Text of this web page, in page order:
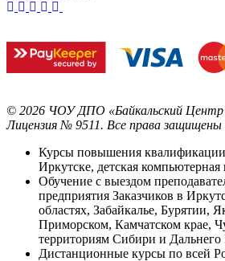
© 2026 ЧОУ ДПО «Байкальский Центр
Лицензия № 9511. Все права защищены
Курсы повышения квалификации
Иркутске, детская компьютерная
Обучение с выездом
предприятия Заказчиков в
областях, Забайкалье, Бурятии,
Приморском, Камчатском крае,
территориям Сибири и Дальнего
Дистанционные курсы по всей